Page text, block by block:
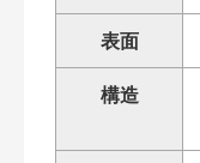
表面
構造